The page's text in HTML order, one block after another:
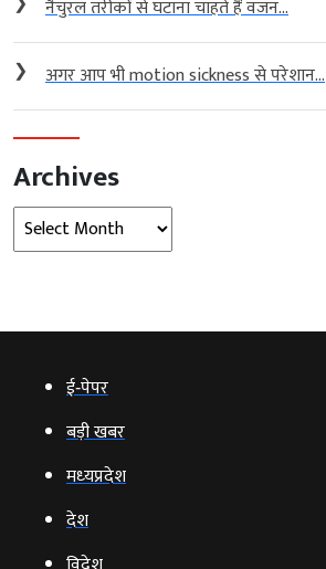
नैचुरल तरीकों से घटाना चाहते हैं वजन...
❯ अगर आप भी motion sickness से परेशान...
Archives
Archives
ई‑पेपर
बड़ी खबर
मध्‍यप्रदेश
देश